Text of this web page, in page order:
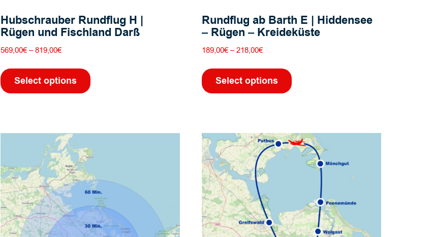
Hubschrauber Rundflug H |
Rügen und Fischland Darß
569,00€ –819,00€Preisspanne:
bis
819,00€
Select options
Produkt
weist
Optionen
können
auf
der
Produktseite
gewählt
werden
Rundflug ab Barth E | Hiddensee
– Rügen – Kreideküste
189,00€ –218,00€Preisspanne:
bis
218,00€
Select options
Produkt
weist
Die
Optionen
können
Produktseite
gewählt
werden